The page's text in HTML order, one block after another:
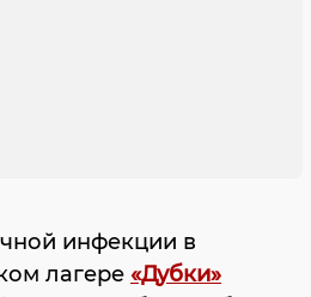
инфекции в
лагере «Дубки»